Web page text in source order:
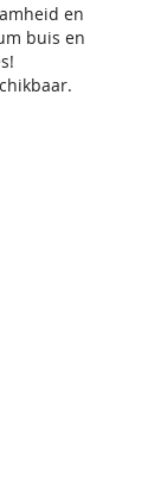
en
buis en